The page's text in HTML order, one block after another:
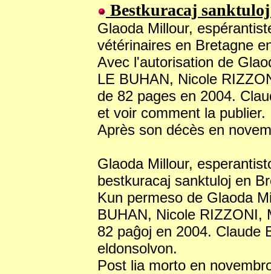
Bestkuracaj
Glaoda Millour,
vétérinaires en Bretagne
Avec l'autorisation de
LE BUHAN, Nicole
de 82 pages en 2004.
et voir comment la publier.
Après son décès en
Glaoda Millour,
bestkuracaj sanktuloj en
Kun permeso de Glaoda
BUHAN, Nicole RIZZONI,
82 paĝoj en 2004. Claude
eldonsolvon.
Post lia morto en